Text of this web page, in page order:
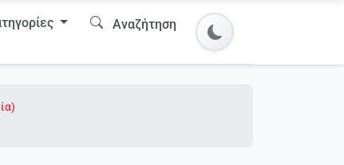
Αναζήτηση